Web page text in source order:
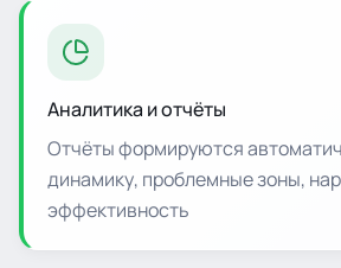
Аналитика и отчёты
Отчёты формируются
динамику, проблемные зоны,
эффективность